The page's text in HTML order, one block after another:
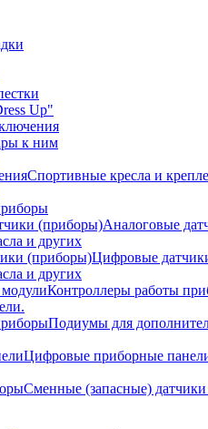
Up"
к ним
Спортивные кресла и
(приборы)Аналоговые
и других
(приборы)Цифровые
и других
Контроллеры работы
Подиумы для
Цифровые приборные
Сменные (запасные)